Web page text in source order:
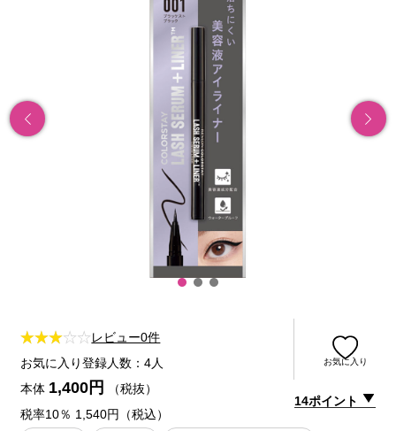
レビュー0件
お気に入り登録人数：4人
お気に入り
本体 1,400円
（税抜）
税率10％ 1,540円（税込）
14ポイント